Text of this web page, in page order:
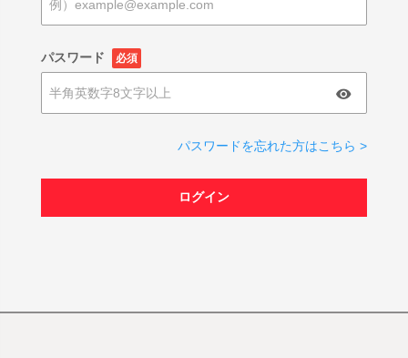
パスワード 必須
パスワードを忘れた方はこちら >
ログイン